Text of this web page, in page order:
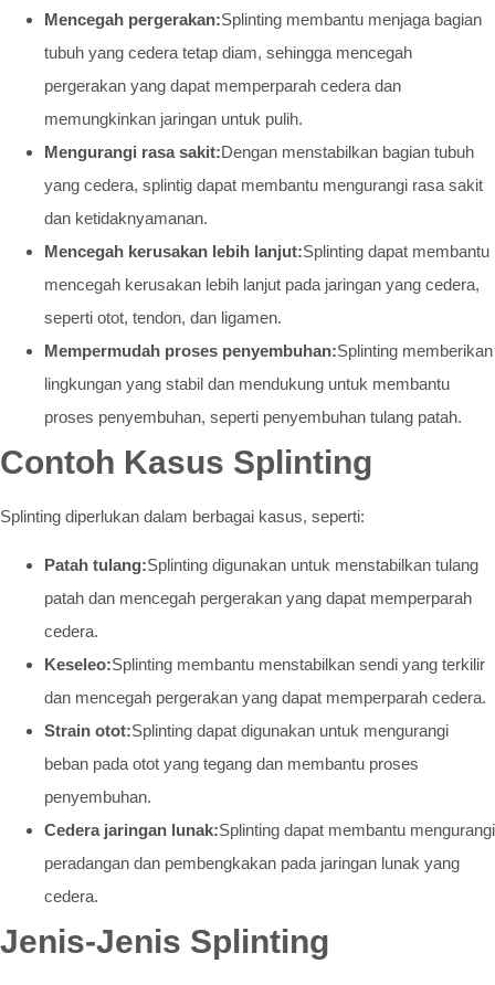
Mencegah pergerakan:Splinting membantu menjaga bagian
tubuh yang cedera tetap diam, sehingga mencegah
pergerakan yang dapat memperparah cedera dan
memungkinkan jaringan untuk pulih.
Mengurangi rasa sakit:Dengan menstabilkan bagian tubuh
yang cedera, splintig dapat membantu mengurangi rasa sakit
dan ketidaknyamanan.
Mencegah kerusakan lebih lanjut:Splinting dapat membantu
mencegah kerusakan lebih lanjut pada jaringan yang cedera,
seperti otot, tendon, dan ligamen.
Mempermudah proses penyembuhan:Splinting memberikan
lingkungan yang stabil dan mendukung untuk membantu
proses penyembuhan, seperti penyembuhan tulang patah.
Contoh Kasus Splinting
Splinting diperlukan dalam berbagai kasus, seperti:
Patah tulang:Splinting digunakan untuk menstabilkan tulang
patah dan mencegah pergerakan yang dapat memperparah
cedera.
Keseleo:Splinting membantu menstabilkan sendi yang terkilir
dan mencegah pergerakan yang dapat memperparah cedera.
Strain otot:Splinting dapat digunakan untuk mengurangi
beban pada otot yang tegang dan membantu proses
penyembuhan.
Cedera jaringan lunak:Splinting dapat membantu mengurangi
peradangan dan pembengkakan pada jaringan lunak yang
cedera.
Jenis-Jenis Splinting